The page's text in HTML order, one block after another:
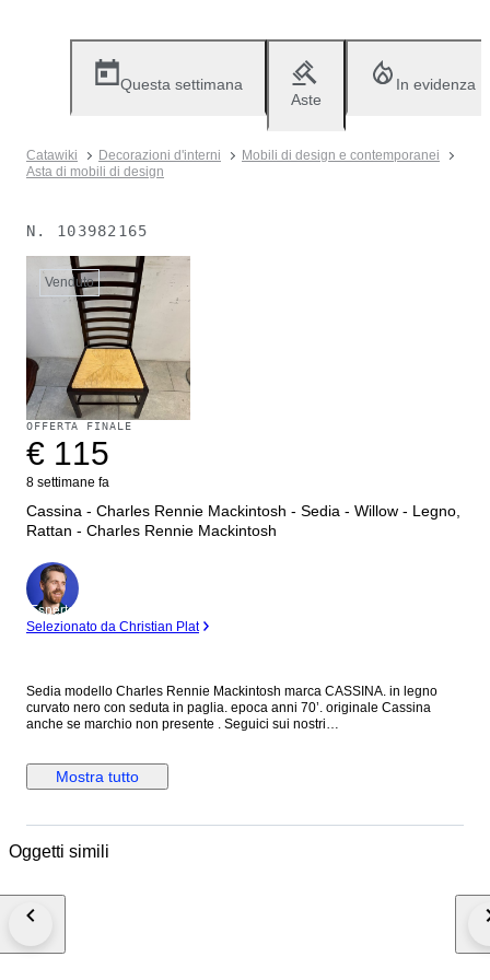
Questa settimana
Aste
In evidenza
Catawiki Decorazioni d'interni
Mobili di design e contemporanei
Asta di mobili di design
N. 103982165
Venduto
OFFERTA FINALE
€ 115
8 settimane fa
Cassina - Charles Rennie Mackintosh - Sedia - Willow - Legno,
Rattan - Charles Rennie Mackintosh
Esperto
Selezionato da Christian Plat
Sedia modello Charles Rennie Mackintosh marca CASSINA. in legno
curvato nero con seduta in paglia. epoca anni 70’. originale Cassina
anche se marchio non presente . Seguici sui nostri
circa.Mostra tutto
Oggetti simili